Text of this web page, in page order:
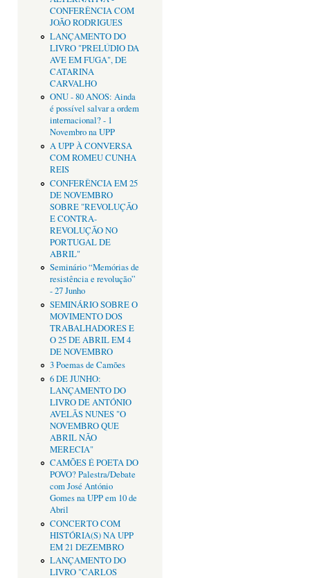
CONFERÊNCIA COM
JOÃO RODRIGUES
LANÇAMENTO DO
LIVRO "PRELÚDIO DA
AVE EM FUGA", DE
CATARINA
CARVALHO
ONU - 80 ANOS: Ainda
é possível salvar a ordem
internacional? - 1
Novembro na UPP
A UPP À CONVERSA
COM ROMEU CUNHA
REIS
CONFERÊNCIA EM 25
DE NOVEMBRO
SOBRE "REVOLUÇÃO
E CONTRA-
REVOLUÇÃO NO
PORTUGAL DE
ABRIL"
Seminário “Memórias de
resistência e revolução”
- 27 Junho
SEMINÁRIO SOBRE O
MOVIMENTO DOS
TRABALHADORES E
O 25 DE ABRIL EM 4
DE NOVEMBRO
3 Poemas de Camões
6 DE JUNHO:
LANÇAMENTO DO
LIVRO DE ANTÓNIO
AVELÃS NUNES "O
NOVEMBRO QUE
ABRIL NÃO
MERECIA"
CAMÕES É POETA DO
POVO? Palestra/Debate
com José António
Gomes na UPP em 10 de
Abril
CONCERTO COM
HISTÓRIA(S) NA UPP
EM 21 DEZEMBRO
LANÇAMENTO DO
LIVRO "CARLOS